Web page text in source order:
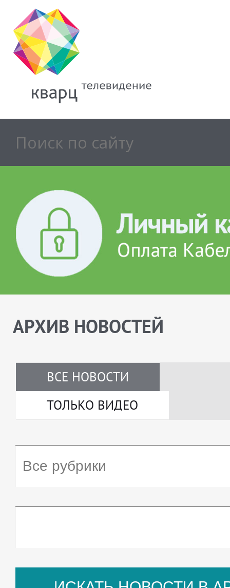
АРХИВ НОВОСТЕЙ
ВСЕ НОВОСТИ
ТОЛЬКО ВИДЕО